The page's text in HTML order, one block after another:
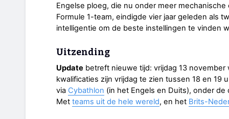
Engelse ploeg, die nu onder meer
Formule 1-team, eindigde vier jaar geleden als
intelligentie om de beste instellingen te vinden
Uitzending
Update betreft nieuwe tijd: vrijdag 13
kwalificaties zijn vrijdag te zien tussen 18 en 19
via Cybathlon (in het Engels en Duits), onder de
Met teams uit de hele wereld, en het Brits-